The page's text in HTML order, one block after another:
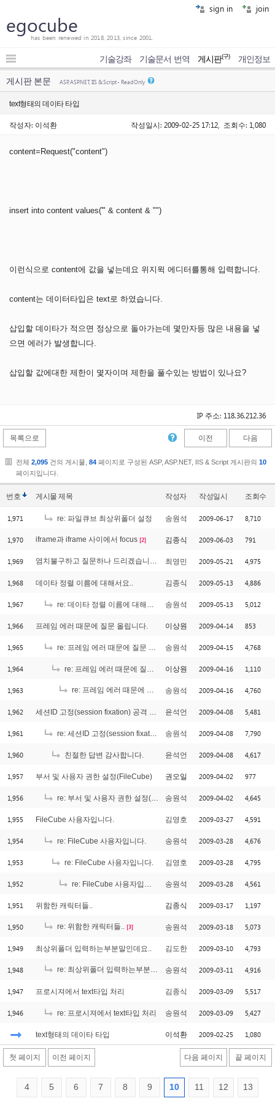
sign in join
egocube
has been renewed in 2018, 2013, since 2001.
기술강좌 기술문서 번역 게시판(구) 개인정보
게시판 본문 ASP, ASP.NET, IIS & Script - Read Only
text형태의 데이타 타입
작성자: 이석환 작성일시: 2009-02-25 17:12, 조회수: 1,080
content=Request("content")
insert into content values('" & content & "")
이런식으로 content에 값을 넣는데요 위지윅 에디터를통해 입력합니다.
content는 데이터타입은 text로 하였습니다.
삽입할 데이타가 적으면 정상으로 돌아가는데 몇만자등 많은 내용을 넣
으면 에러가 발생합니다.
삽입할 값에대한 제한이 몇자이며 제한을 풀수있는 방법이 있나요?
IP 주소: 118.36.212.36
목록으로 이전 다음
전체 2,095 건의 게시물, 84 페이지로 구성된 ASP, ASP.NET, IIS & Script 게시판의 10
페이지입니다.
번호 게시물제목 작성자 작성일시 조회수
1,971 re: 파일큐브 최상위폴더 설정 송원석 2009-06-17 8,710
1,970 iframe과 iframe 사이에서 focus [2] 김종식 2009-06-03 791
1,969 염치불구하고 질문하나 드리겠습니다. 쿠키관련입니다. [1]
최영민 2009-05-21 4,975
1,968 데이타 정렬 이름에 대해서요.. 김종식 2009-05-13 4,886
1,967 re: 데이타 정렬 이름에 대해서요.. 송원석 2009-05-13 5,012
1,966 프레임 에러 때문에 질문 올립니다. 이상원 2009-04-14 853
1,965 re: 프레임 에러 때문에 질문 올립니다. 송원석 2009-04-15 4,768
1,964 re: 프레임 에러 때문에 질문 올립니다. 이상원 2009-04-16 1,110
1,963 re: 프레임 에러 때문에 질문 올립니다. [4]
송원석 2009-04-16 4,760
1,962 세션ID 고정(session fixation) 공격 대응법 윤석언 2009-04-08 5,481
1,961 re: 세션ID 고정(session fixation) 공격 대응법 송원석 2009-04-08 7,790
1,960 친절한 답변 감사합니다. 윤석언 2009-04-08 4,617
1,957 부서 및 사용자 권한 설정(FileCube) 권오일 2009-04-02 977
1,956 re: 부서 및 사용자 권한 설정(FileCube) 송원석 2009-04-02 4,645
1,955 FileCube 사용자입니다. 김영호 2009-03-27 4,591
1,954 re: FileCube 사용자입니다. 송원석 2009-03-28 4,676
1,953 re: FileCube 사용자입니다. 김영호 2009-03-28 4,795
1,952 re: FileCube 사용자입니다. 송원석 2009-03-28 4,561
1,951 위함한 캐릭터들.. 김종식 2009-03-17 1,197
1,950 re: 위함한 캐릭터들.. [3] 송원석 2009-03-18 5,073
1,949 최상위폴더 입력하는부분말인데요.. 김도한 2009-03-10 4,793
1,948 re: 최상위폴더 입력하는부분말인데요.. [1]
송원석 2009-03-11 4,916
1,947 프로시져에서 text타입 처리 김종식 2009-03-09 5,517
1,946 re: 프로시져에서 text타입 처리 송원석 2009-03-09 5,427
text형태의 데이타 타입 이석환 2009-02-25 1,080
첫 페이지 이전 페이지 다음 페이지 끝 페이지
4 5 6 7 8 9 10 11 12 13